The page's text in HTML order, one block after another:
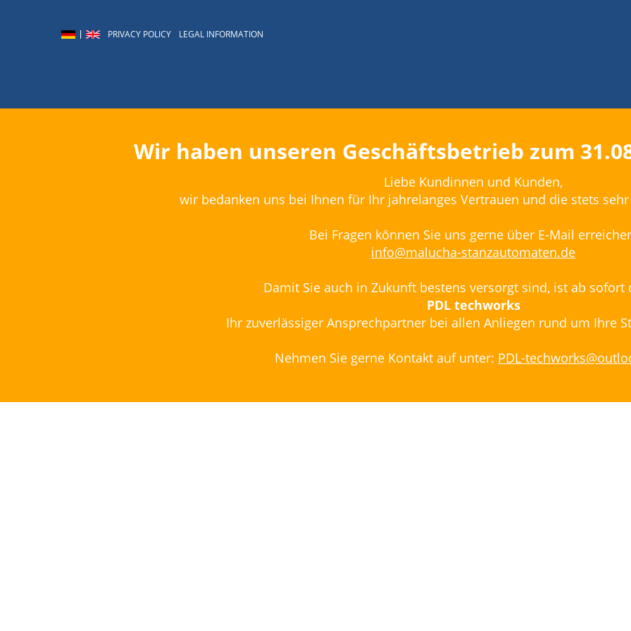
PRIVACY POLICY LEGAL INFORMATION
Wir haben unseren Geschäftsbetrieb zum
Liebe Kundinnen und Kunden,
wir bedanken uns bei Ihnen für Ihr jahrelanges Vertrauen und die stets
Bei Fragen können Sie uns gerne über E-Mail
info@malucha-stanzautomaten.de
Damit Sie auch in Zukunft bestens versorgt sind, ist ab sofort
PDL techworks
Ihr zuverlässiger Ansprechpartner bei allen Anliegen rund um Ihre
Nehmen Sie gerne Kontakt auf unter: PDL-